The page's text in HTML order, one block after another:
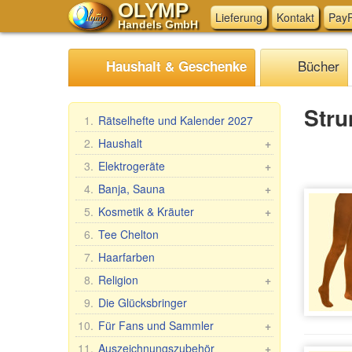
OLYMP
Handels GmbH Lieferung Kontakt
Haushalt & Geschenke Bücher
1. Rätselhefte und Kalender 2027
+
2. Haushalt
Mangal, Grills
Spieße
Dampfkocher
Haushaltswaren
Waschen und Reinigen
Teig- & Maultaschenformen &
Zubehör
Tischdecken
Fleischwölfe und Zubehör
Backen, Tee, Kaffee
+
3. Elektrogeräte
Küchen-Elektrogeräte
Andere Elektrogeräte
+
4. Banja, Sauna
Saunareisig
Saunabekleidung
Saunazubehör
Kosmetik Sauna/Badewanne
+
5. Kosmetik & Kräuter
Geschenk-Sets
Babuschka Agafia
Repejnik (Klette)
Pferdelinie
Belle Jardin
DIZAO
6. Tee Chelton
7. Haarfarben
+
8. Religion
Auto-Ikonen
Tischikonen, 2-, 3-, 4-fach
Phelonium Ikonen
9. Die Glücksbringer
+
10. Für Fans und Sammler
Fan/Sammlerartikel
+
11. Auszeichnungszubehör